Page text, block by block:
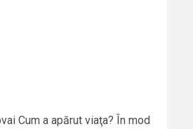
Cum a apărut viaţa? În mod